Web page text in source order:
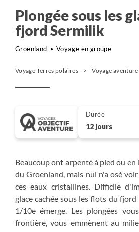
Plongée sous les
fjord Sermilik
Groenland Voyage en groupe
Voyage Terres polaires Voyage
Beaucoup ont arpenté à pied ou en
du Groenland, mais nul n'a osé
ces eaux cristallines. Difficile
glace cachée sous les flots du
1/10e émerge. Les plongées
frontière, vous emmènent au
Durée
12 jours